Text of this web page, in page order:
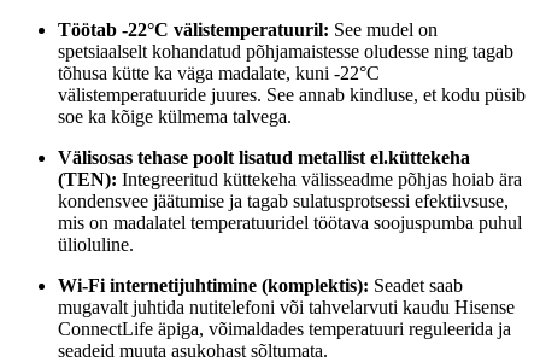
Töötab -22°C välistemperatuuril: See mudel on
spetsiaalselt kohandatud põhjamaistesse oludesse ning tagab
tõhusa kütte ka väga madalate, kuni -22°C
välistemperatuuride juures. See annab kindluse, et kodu püsib
soe ka kõige külmema talvega.
Välisosas tehase poolt lisatud metallist el.küttekeha
(TEN): Integreeritud küttekeha välisseadme põhjas hoiab ära
kondensvee jäätumise ja tagab sulatusprotsessi efektiivsuse,
mis on madalatel temperatuuridel töötava soojuspumba puhul
ülioluline.
Wi-Fi internetijuhtimine (komplektis): Seadet saab
mugavalt juhtida nutitelefoni või tahvelarvuti kaudu Hisense
ConnectLife äpiga, võimaldades temperatuuri reguleerida ja
seadeid muuta asukohast sõltumata.